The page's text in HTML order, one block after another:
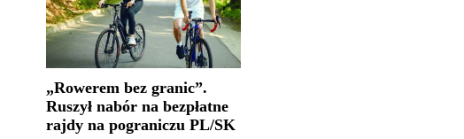
„Rowerem bez granic”.
Ruszył nabór na bezpłatne
rajdy na pograniczu PL/SK